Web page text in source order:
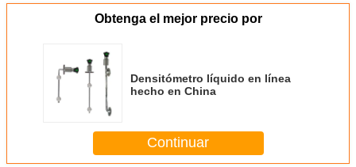
Obtenga el mejor precio por
Densitómetro líquido en línea
hecho en China
Continuar